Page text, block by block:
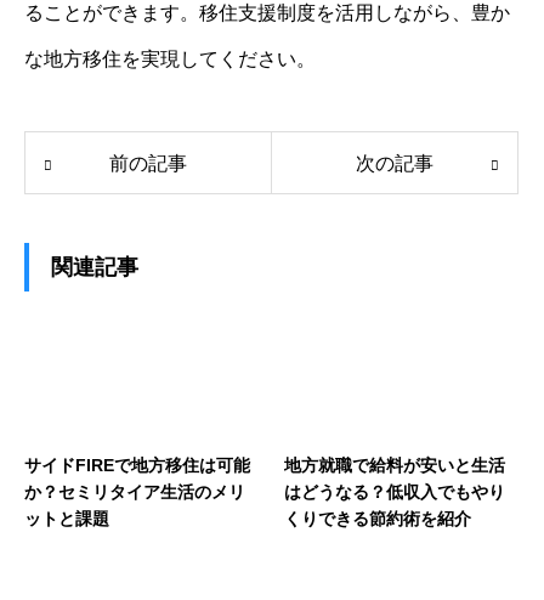
ることができます。移住支援制度を活用しながら、豊か
な地方移住を実現してください。
前の記事 次の記事
関連記事
サイドFIREで地方移住は可能
か？セミリタイア生活のメリ
ットと課題
地方就職で給料が安いと生活
はどうなる？低収入でもやり
くりできる節約術を紹介